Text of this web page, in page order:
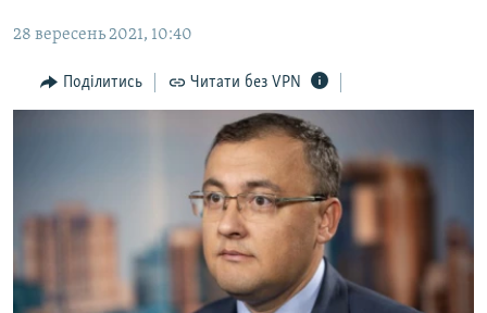
Перейти
пошуку
ПОГЛЯД
ІНТЕРВ'Ю
ДЕПОРТАЦІЯ
ВІДЕОУРОКИ «ELIFBE»
СВІДЧЕННЯ ОКУПАЦІЇ
ЯК ОБІЙТИ БЛОКУВАННЯ
Qırımtatar
28 вересень 2021, 10:40
Поділитись Читати без VPN